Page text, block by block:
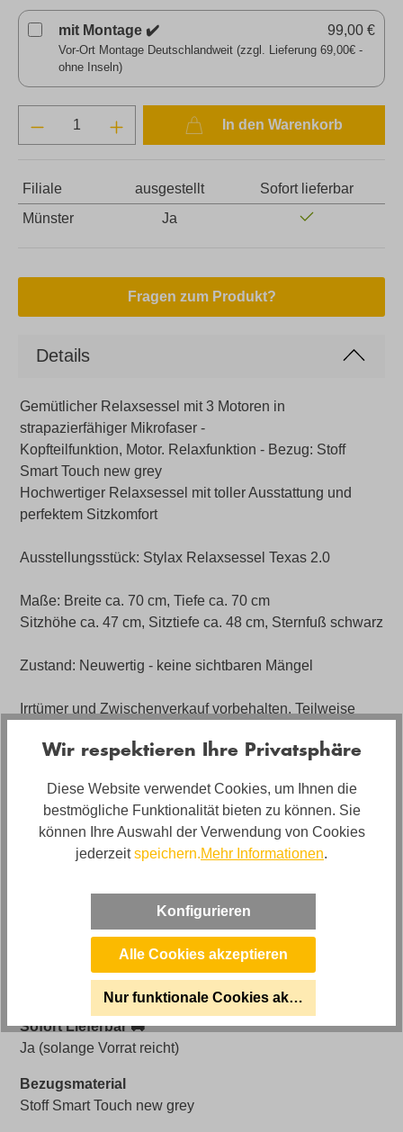
mit Montage ✔️
Vor-Ort Montage Deutschlandweit (zzgl. Lieferung 69,00€ -
ohne Inseln)
99,00 €
In den Warenkorb
Filiale ausgestellt
Sofort lieferbar
Münster
Ja
Fragen zum Produkt?
Details
Gemütlicher Relaxsessel mit 3 Motoren in
strapazierfähiger Mikrofaser -
Kopfteilfunktion, Motor. Relaxfunktion - Bezug: Stoff
Smart Touch new grey
Hochwertiger Relaxsessel mit toller Ausstattung und
perfektem Sitzkomfort
Ausstellungsstück: Stylax Relaxsessel Texas 2.0
Maße: Breite ca. 70 cm, Tiefe ca. 70 cm
Sitzhöhe ca. 47 cm, Sitztiefe ca. 48 cm, Sternfuß schwarz
Zustand: Neuwertig - keine sichtbaren Mängel
Irrtümer und Zwischenverkauf vorbehalten. Teilweise
aufweisen. Den aktuellen Verfügbarkeitsstatus, sowie
nur über die Filiale.
Artikelnummer
Sofort Lieferbar 🚚
Ja (solange Vorrat reicht)
Bezugsmaterial
Stoff Smart Touch new grey
Wir respektieren Ihre Privatsphäre
Diese Website verwendet Cookies, um Ihnen die
bestmögliche Funktionalität bieten zu können. Sie
können Ihre Auswahl der Verwendung von Cookies
jederzeitspeichern.Mehr Informationen.
Konfigurieren
Alle Cookies akzeptieren
Nur funktionale Cookies akzeptieren